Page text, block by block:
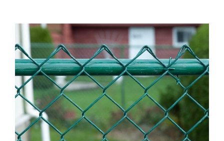
À quelle fréquence avez-vous
besoin de poteaux de ligne pour
une clôture à mailles de chaîne?